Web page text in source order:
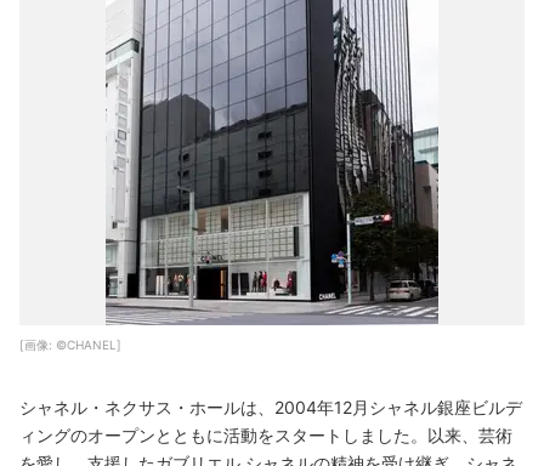
[画像: ©CHANEL]
シャネル・ネクサス・ホールは、2004年12月シャネル銀座ビルデ
ィングのオープンとともに活動をスタートしました。以来、芸術